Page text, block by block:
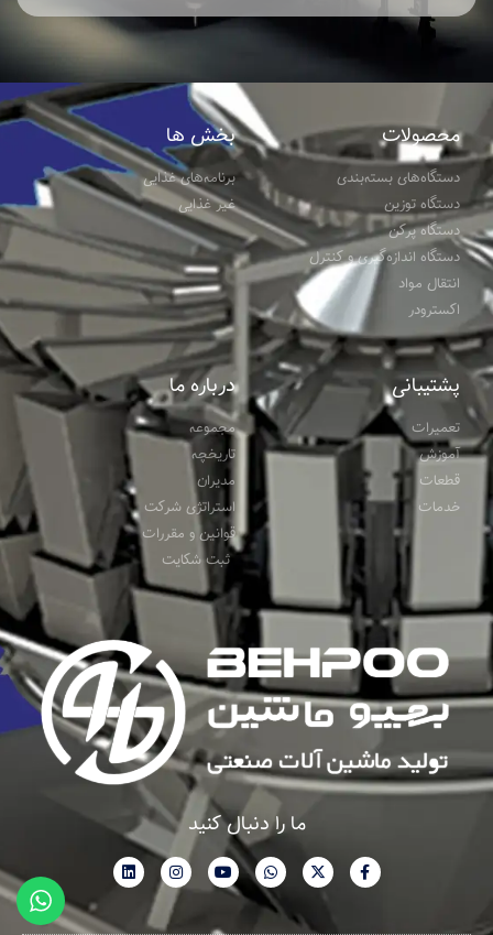
محصولات
دستگاه‌های بسته‌بندی
دستگاه توزین
دستگاه پرکن
دستگاه اندازه‌گیری و کنترل
انتقال مواد
اکسترودر
بخش ها
برنامه‎‌های غذایی
غیر غذایی
پشتیبانی
تعمیرات
آموزش
قطعات
خدمات
درباره ما
مجموعه
تاریخچه
مدیران
استراتژی شرکت
قوانین و مقررات
ثبت شکایت
ما را دنبال کنید